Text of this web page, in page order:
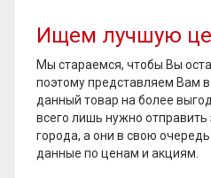
Ищем лучшую
Мы стараемся, чтобы Вы
поэтому представляем Вам
данный товар на более
всего лишь нужно отправить
города, а они в свою
данные по ценам и акциям.